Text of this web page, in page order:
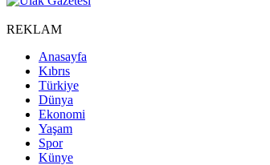
REKLAM
Anasayfa
Kıbrıs
Türkiye
Dünya
Ekonomi
Yaşam
Spor
Künye